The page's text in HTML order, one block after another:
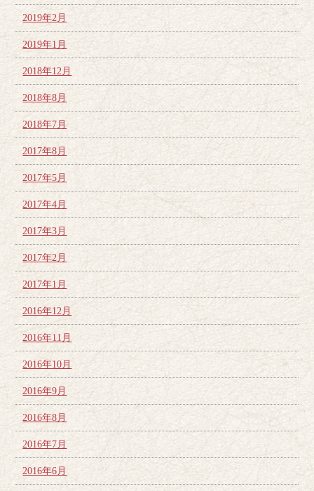
2019年2月
2019年1月
2018年12月
2018年8月
2018年7月
2017年8月
2017年5月
2017年4月
2017年3月
2017年2月
2017年1月
2016年12月
2016年11月
2016年10月
2016年9月
2016年8月
2016年7月
2016年6月